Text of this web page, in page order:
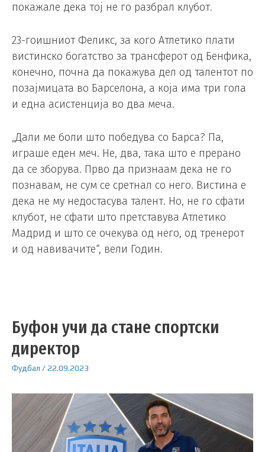
покажале дека тој не го разбрал клубот.
23-гоишниот Феликс, за кого Атлетико плати
вистинско богатство за трансферот од Бенфика,
конечно, почна да покажува дел од талентот по
позајмицата во Барселона, а која има три гола
и една асистенција во два меча.
„Дали ме боли што победува со Барса? Па,
играше еден меч. Не, два, така што е прерано
да се зборува. Прво да признаам дека не го
познавам, не сум се сретнал со него. Вистина е
дека не му недостасува талент. Но, не го сфати
клубот, не сфати што претставува Атлетико
Мадрид и што се очекува од него, од тренерот
и од навивачите“, вели Годин.
Буфон учи да стане спортски
директор
Фудбал /22.09.2023